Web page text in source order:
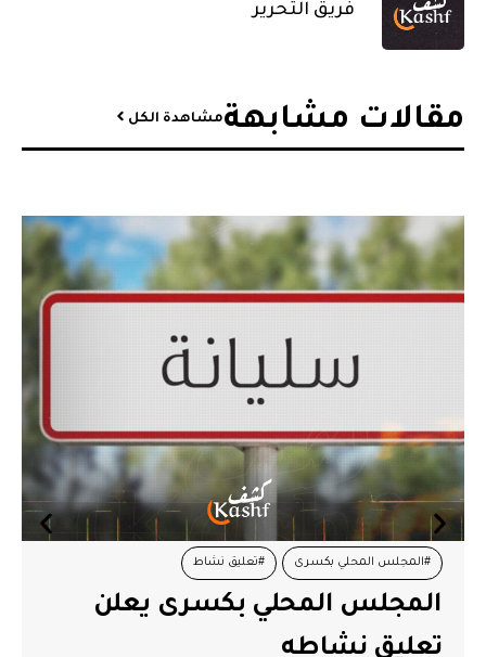
فريق التحرير
مقالات مشابهة​مشاهدة الكل
#المجلس المحلي بكسرى #تعليق نشاط
المجلس المحلي بكسرى يعلن
تعليق نشاطه